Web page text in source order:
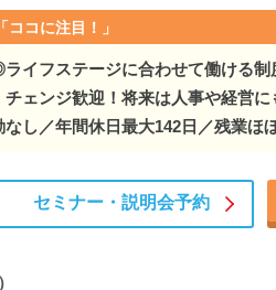
年450億円。業界No.…
年450億円。業界No.…
年450億円。業界No.…
「ココに注目！」
イフステージに合わせて働ける制
ェンジ歓迎！将来は人事や経営に
し／年間休日最大142日／残業ほ
セミナー・ 説明会予約